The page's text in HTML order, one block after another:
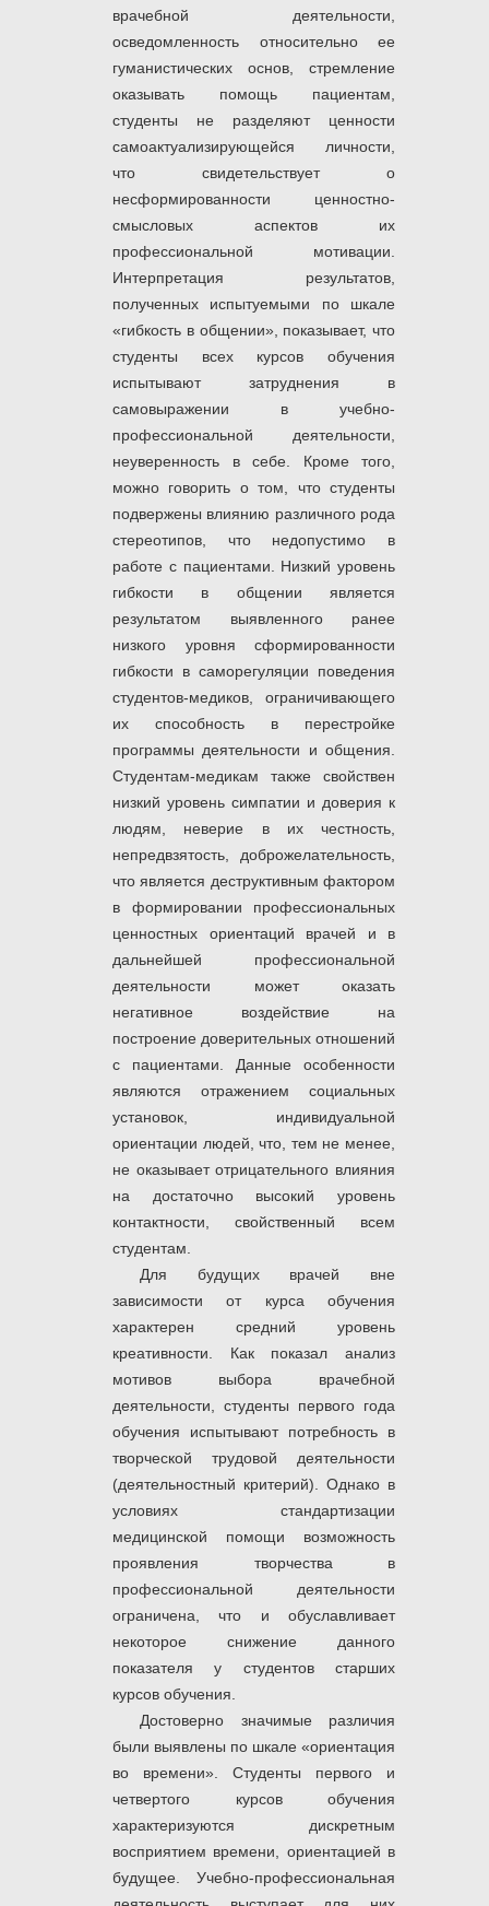
врачебной деятельности,
осведомленность относительно ее
гуманистических основ, стремление
оказывать помощь пациентам,
студенты не разделяют ценности
самоактуализирующейся личности,
что свидетельствует о
несформированности ценностно-
смысловых аспектов их
профессиональной мотивации.
Интерпретация результатов,
полученных испытуемыми по шкале
«гибкость в общении», показывает, что
студенты всех курсов обучения
испытывают затруднения в
самовыражении в учебно-
профессиональной деятельности,
неуверенность в себе. Кроме того,
можно говорить о том, что студенты
подвержены влиянию различного рода
стереотипов, что недопустимо в
работе с пациентами. Низкий уровень
гибкости в общении является
результатом выявленного ранее
низкого уровня сформированности
гибкости в саморегуляции поведения
студентов-медиков, ограничивающего
их способность в перестройке
программы деятельности и общения.
Студентам-медикам также свойствен
низкий уровень симпатии и доверия к
людям, неверие в их честность,
непредвзятость, доброжелательность,
что является деструктивным фактором
в формировании профессиональных
ценностных ориентаций врачей и в
дальнейшей профессиональной
деятельности может оказать
негативное воздействие на
построение доверительных отношений
с пациентами. Данные особенности
являются отражением социальных
установок, индивидуальной
ориентации людей, что, тем не менее,
не оказывает отрицательного влияния
на достаточно высокий уровень
контактности, свойственный всем
студентам.
Для будущих врачей вне
зависимости от курса обучения
характерен средний уровень
креативности. Как показал анализ
мотивов выбора врачебной
деятельности, студенты первого года
обучения испытывают потребность в
творческой трудовой деятельности
(деятельностный критерий). Однако в
условиях стандартизации
медицинской помощи возможность
проявления творчества в
профессиональной деятельности
ограничена, что и обуславливает
некоторое снижение данного
показателя у студентов старших
курсов обучения.
Достоверно значимые различия
были выявлены по шкале «ориентация
во времени». Студенты первого и
четвертого курсов обучения
характеризуются дискретным
восприятием времени, ориентацией в
будущее. Учебно-профессиональная